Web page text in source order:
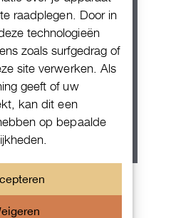
raadplegen. Door in
technologieën
zoals surfgedrag of
site verwerken. Als
geeft of uw
kan dit een
op bepaalde
Calendar